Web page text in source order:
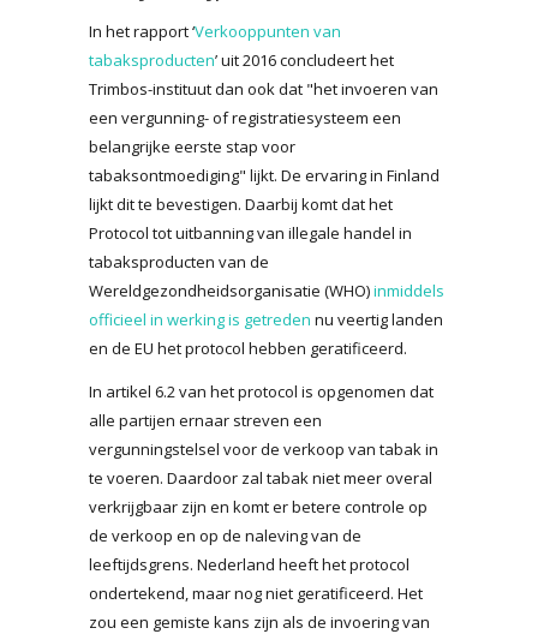
In het rapport ‘Verkooppunten van
tabaksproducten’ uit 2016 concludeert het
Trimbos-instituut dan ook dat "het invoeren van
een vergunning- of registratiesysteem een
belangrijke eerste stap voor
tabaksontmoediging" lijkt. De ervaring in Finland
lijkt dit te bevestigen. Daarbij komt dat het
Protocol tot uitbanning van illegale handel in
tabaksproducten van de
Wereldgezondheidsorganisatie (WHO)inmiddels
officieel in werking is getreden nu veertig landen
en de EU het protocol hebben geratificeerd.
In artikel 6.2 van het protocol is opgenomen dat
alle partijen ernaar streven een
vergunningstelsel voor de verkoop van tabak in
te voeren. Daardoor zal tabak niet meer overal
verkrijgbaar zijn en komt er betere controle op
de verkoop en op de naleving van de
leeftijdsgrens. Nederland heeft het protocol
ondertekend, maar nog niet geratificeerd. Het
zou een gemiste kans zijn als de invoering van